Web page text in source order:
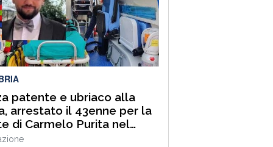
ha rappresentato un importante
d’incontro tra letteratura, arte
offrendo al pubblico
di conoscere più da […]
patente e ubriaco alla
arrestato il 43enne per la
di Carmelo Purita nel